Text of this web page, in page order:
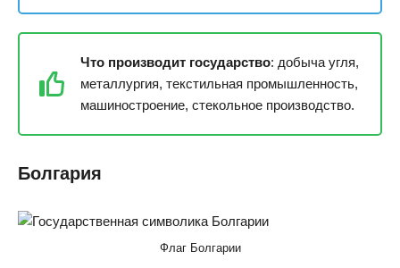
Что производит государство: добыча угля,
металлургия, текстильная промышленность,
машиностроение, стекольное производство.
Болгария
Флаг Болгарии